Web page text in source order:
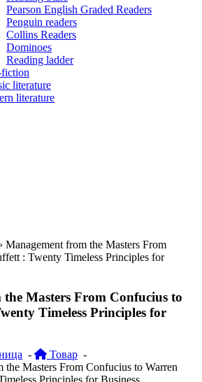
Pearson English Graded Readers
Penguin readers
Collins Readers
Dominoes
Reading ladder
literature
literature
› Management from the Masters From
: Twenty Timeless Principles for
Masters From Confucius to
Timeless Principles for
- Товар -
the Masters From Confucius to Warren